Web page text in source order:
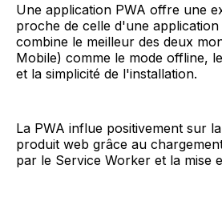
Une application PWA offre une
proche de celle d'une application
combine le meilleur des deux
Mobile) comme le mode offline,
et la simplicité de l'installation.
La PWA influe positivement sur
produit web grâce au
par le Service Worker et la mise